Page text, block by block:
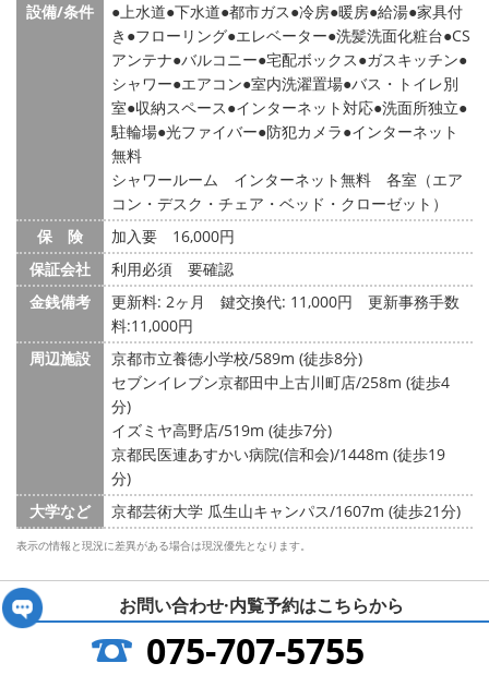
設備/条件
上水道 下水道 都市ガス 冷房 暖房 給湯 家具付
き
フローリング エレベーター 洗髪洗面化粧台 CS
アンテナ バルコニー 宅配ボックス ガスキッチン
シャワー エアコン 室内洗濯置場 バス・トイレ別
室 収納スペース インターネット対応 洗面所独立
駐輪場 光ファイバー 防犯カメラ インターネット
無料
シャワールーム インターネット無料 各室（エア
コン・デスク・チェア・ベッド・クローゼット）
保 険
加入要 16,000円
保証会社
利用必須 要確認
金銭備考
更新料: 2ヶ月 鍵交換代: 11,000円
更新事務手数
料:11,000円
周辺施設
京都市立養徳小学校/589m (徒歩8分)
セブンイレブン京都田中上古川町店/258m (徒歩4
分)
イズミヤ高野店/519m (徒歩7分)
京都民医連あすかい病院(信和会)/1448m (徒歩19
分)
大学など
京都芸術大学 瓜生山キャンパス/1607m (徒歩21分)
表示の情報と現況に差異がある場合は現況優先となります。
お問い合わせ·内覧予約はこちらから
075-707-5755